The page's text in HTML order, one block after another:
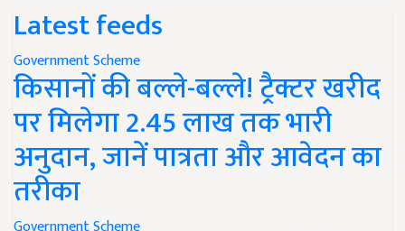
Latest feeds
Government Scheme
किसानों की बल्ले-बल्ले! ट्रैक्टर खरीद
पर मिलेगा 2.45 लाख तक भारी
अनुदान, जानें पात्रता और आवेदन का
तरीका